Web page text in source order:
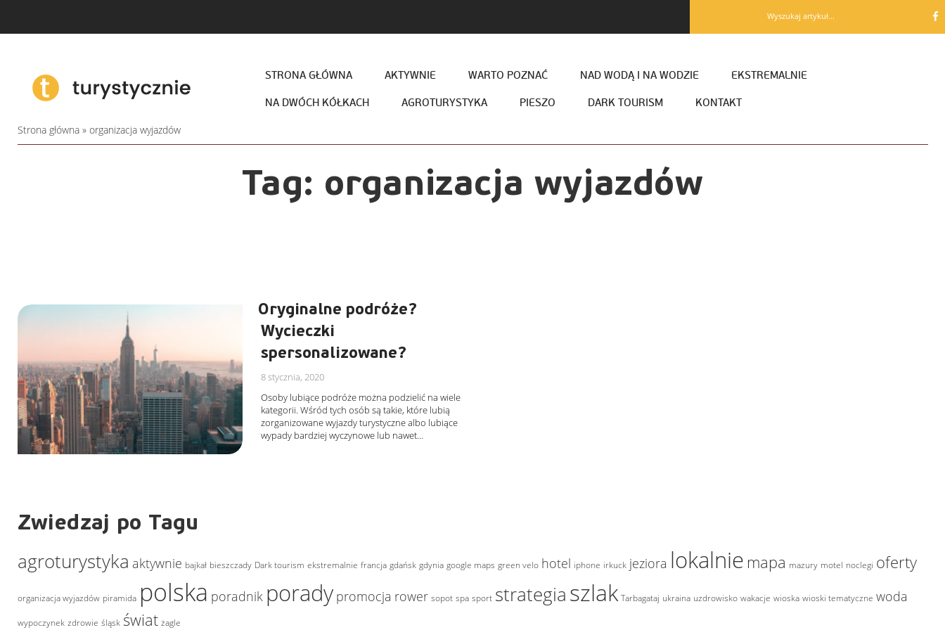
Wyszukaj artykuł...
STRONA GŁÓWNA AKTYWNIE WARTO POZNAĆ NAD WODĄ I NA WODZIE EKSTREMALNIE
NA DWÓCH KÓŁKACH AGROTURYSTYKA PIESZO DARK TOURISM
KONTAKT
Strona główna» organizacja wyjazdów
Tag: organizacja wyjazdów
Oryginalne podróże?
Wycieczki
spersonalizowane?
8 stycznia, 2020
Osoby lubiące podróże można podzielić na wiele
kategorii. Wśród tych osób są takie, które lubią
zorganizowane wyjazdy turystyczne albo lubiące
wypady bardziej wyczynowe lub nawet…
Zwiedzaj po Tagu
agroturystyka aktywnie bajkał bieszczady Dark tourism ekstremalnie francja gdańsk gdynia google maps green velo hotel iphone irkuck jeziora lokalnie mapa mazury motel noclegi oferty
organizacja wyjazdów piramida polska poradnik porady promocja rower sopot spa sport strategia szlak Tarbagataj ukraina uzdrowisko wakacje wioska wioski tematyczne woda
wypoczynek zdrowie śląsk świat żagle